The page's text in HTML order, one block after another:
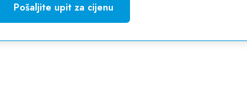
Pošaljite upit za cijenu